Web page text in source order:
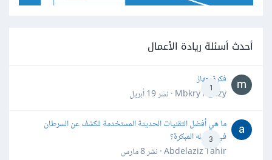
أحدث أسئلة ريادة الأعمال
1
فكرة جهاز
Mbkry Hgazy · نشر
19 أبريل
3
ما هي أفضل التقنيات الحديثة المستخدمة للكشف عن السرطان
في مراحله المبكرة؟
Abdelaziz Tahir · نشر
8 مارس